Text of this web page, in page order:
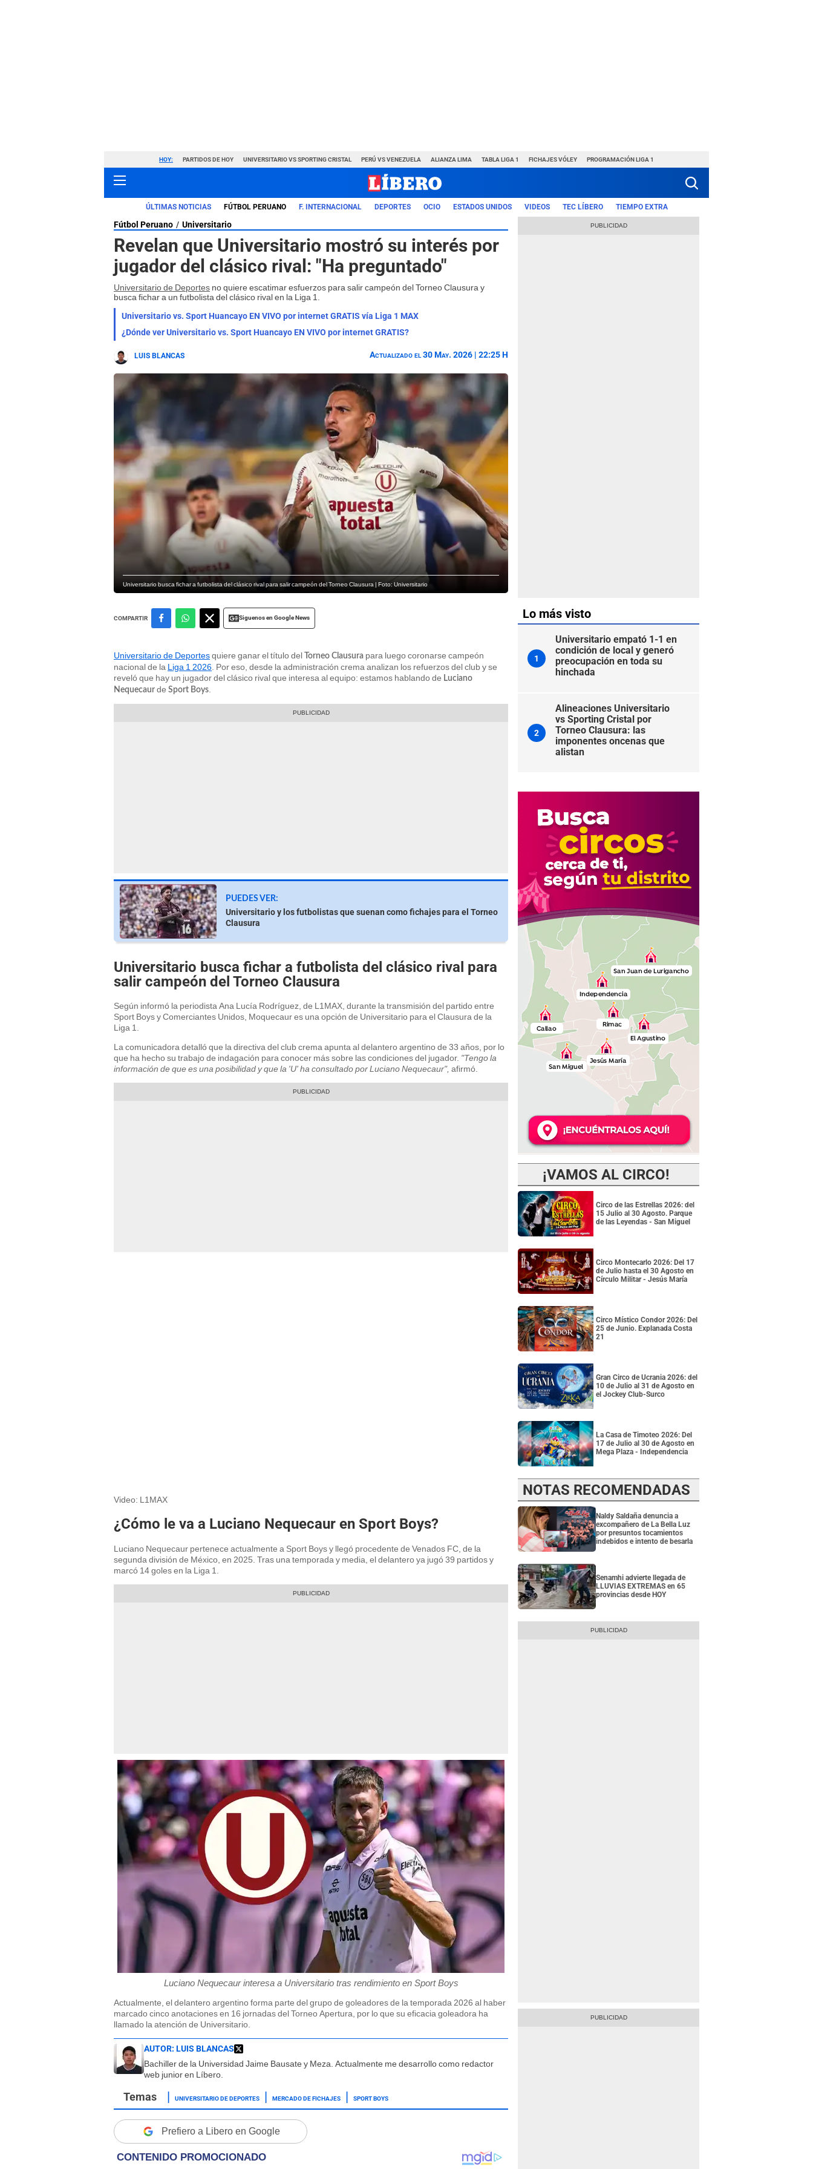
HOY: PARTIDOS DE HOY UNIVERSITARIO VS SPORTING CRISTAL PERÚ VS VENEZUELA ALIANZA LIMA TABLA LIGA 1 FICHAJES VÓLEY PROGRAMACIÓN LIGA 1
ÚLTIMAS NOTICIAS FÚTBOL PERUANO F. INTERNACIONAL DEPORTES OCIO ESTADOS UNIDOS VIDEOS TEC LÍBERO TIEMPO EXTRA
Fútbol Peruano Universitario
Revelan que Universitario mostró su interés por
jugador del clásico rival: "Ha preguntado"
Universitario de Deportes no quiere escatimar esfuerzos para salir campeón del Torneo Clausura y
busca fichar a un futbolista del clásico rival en la Liga 1.
Universitario vs. Sport Huancayo EN VIVO por internet GRATIS vía Liga 1 MAX
¿Dónde ver Universitario vs. Sport Huancayo EN VIVO por internet GRATIS?
LUIS BLANCAS Actualizado el 30 May. 2026 | 22:25 H
Universitario busca fichar a futbolista del clásico rival para salir campeón del Torneo Clausura | Foto: Universitario
COMPARTIR Siguenos en Google News
Universitario de Deportesquiere ganar el título del Torneo Clausura para luego coronarse campeón
nacional de la Liga 1 2026 . Por eso, desde la administración crema analizan los refuerzos del club y se
reveló que hay un jugador del clásico rival que interesa al equipo: estamos hablando de Luciano
Nequecaur de Sport Boys
PUEDES VER:
Universitario y los futbolistas que suenan como fichajes para el Torneo
Clausura
Universitario busca fichar a futbolista del clásico rival para
salir campeón del Torneo Clausura
Según informó la periodista Ana Lucía Rodríguez, de L1MAX, durante la transmisión del partido entre
Sport Boys y Comerciantes Unidos, Moquecaur es una opción de Universitario para el Clausura de la
Liga 1.
La comunicadora detalló que la directiva del club crema apunta al delantero argentino de 33 años, por lo
que ha hecho su trabajo de indagación para conocer más sobre las condiciones del jugador. "Tengo la
información de que es una posibilidad y que la 'U' ha consultado por Luciano Nequecaur", afirmó.
Video: L1MAX
¿Cómo le va a Luciano Nequecaur en Sport Boys?
Luciano Nequecaur pertenece actualmente a Sport Boys y llegó procedente de Venados FC, de la
segunda división de México, en 2025. Tras una temporada y media, el delantero ya jugó 39 partidos y
marcó 14 goles en la Liga 1.
Luciano Nequecaur interesa a Universitario tras rendimiento en Sport Boys
Actualmente, el delantero argentino forma parte del grupo de goleadores de la temporada 2026 al haber
marcado cinco anotaciones en 16 jornadas del Torneo Apertura, por lo que su eficacia goleadora ha
llamado la atención de Universitario.
AUTOR: LUIS BLANCAS
Bachiller de la Universidad Jaime Bausate y Meza. Actualmente me desarrollo como redactor
web junior en Líbero.
UNIVERSITARIO DE DEPORTES MERCADO DE FICHAJES SPORT BOYS
Prefiero a Libero en Google
Lo más visto
1
Universitario empató 1-1 en
condición de local y generó
preocupación en toda su
hinchada
2
Alineaciones Universitario
vs Sporting Cristal por
Torneo Clausura: las
imponentes oncenas que
alistan
¡VAMOS AL CIRCO!
Circo de las Estrellas 2026: del
15 Julio al 30 Agosto. Parque
de las Leyendas - San Miguel
Circo Montecarlo 2026: Del 17
de Julio hasta el 30 Agosto en
Círculo Militar - Jesús María
Circo Místico Condor 2026: Del
25 de Junio. Explanada Costa
21
Gran Circo de Ucrania 2026: del
10 de Julio al 31 de Agosto en
el Jockey Club-Surco
La Casa de Timoteo 2026: Del
17 de Julio al 30 de Agosto en
Mega Plaza - Independencia
NOTAS RECOMENDADAS
Naldy Saldaña denuncia a
excompañero de La Bella Luz
por presuntos tocamientos
indebidos e intento de besarla
Senamhi advierte llegada de
LLUVIAS EXTREMAS en 65
provincias desde HOY